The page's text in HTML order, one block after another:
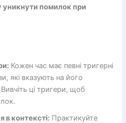
уникнути помилок при
Кожен час має певні тригерні
які вказують на його
ці тригери, щоб
в контексті: Практикуйте